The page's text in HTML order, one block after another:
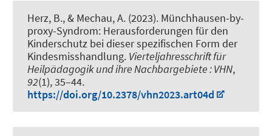
Herz, B., & Mechau, A. (2023). Münchhausen-by-
proxy-Syndrom: Herausforderungen für den
Kinderschutz bei dieser spezifischen Form der
Kindesmisshandlung. Vierteljahresschrift für
Heilpädagogik und ihre Nachbargebiete : VHN,
92(1), 35–44.
https://doi.org/10.2378/vhn2023.art04d